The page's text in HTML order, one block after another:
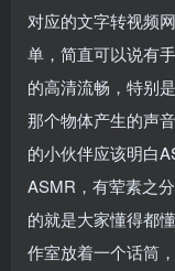
对应的文字转视频
单，简直可以说有
的高清流畅，特别
那个物体产生的声
的小伙伴应该明白
ASMR，有荤素之
的就是大家懂得都
作室放着一个话筒